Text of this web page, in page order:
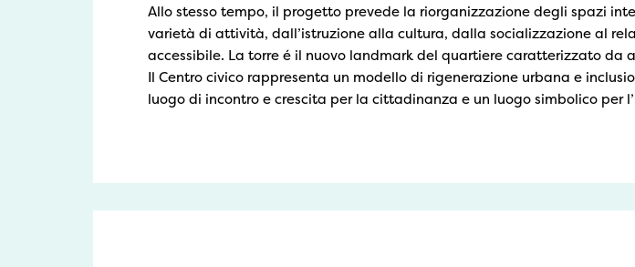
Allo stesso tempo, il progetto prevede la riorganizzazione degli spazi
varietà di attività, dall’istruzione alla cultura, dalla socializzazione al
accessibile. La torre é il nuovo landmark del quartiere caratterizzato da
Il Centro civico rappresenta un modello di rigenerazione urbana e
luogo di incontro e crescita per la cittadinanza e un luogo simbolico per